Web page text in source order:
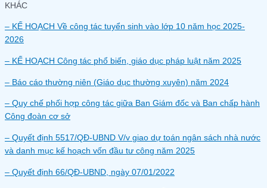
KHÁC
– KẾ HOẠCH Về công tác tuyển sinh vào lớp 10 năm học 2025-
2026
– KẾ HOẠCH Công tác phổ biến, giáo dục pháp luật năm 2025
– Báo cáo thường niên (Giáo dục thường xuyên) năm 2024
– Quy chế phối hợp công tác giữa Ban Giám đốc và Ban chấp hành
Công đoàn cơ sở
– Quyết định 5517/QĐ-UBND V/v giao dự toán ngân sách nhà nước
và danh mục kế hoạch vốn đầu tư công năm 2025
– Quyết định 66/QĐ-UBND, ngày 07/01/2022